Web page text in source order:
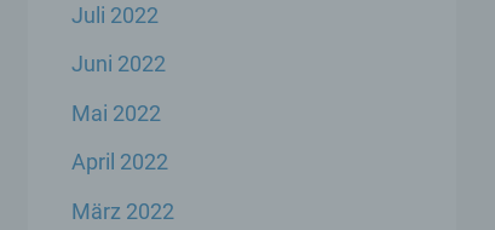
Juli 2022
Juni 2022
Mai 2022
April 2022
März 2022